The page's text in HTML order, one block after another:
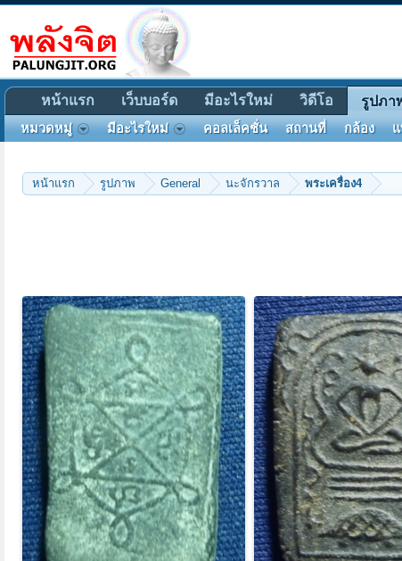
หน้าแรก รูปภาพ General นะจักรวาล พระเครื่อง4
หน้าแรก เว็บบอร์ด มีอะไรใหม่ วิดีโอ รูปภา
หมวดหมู่ มีอะไรใหม่ คอลเล็คชั่น สถานที่ กล้อง